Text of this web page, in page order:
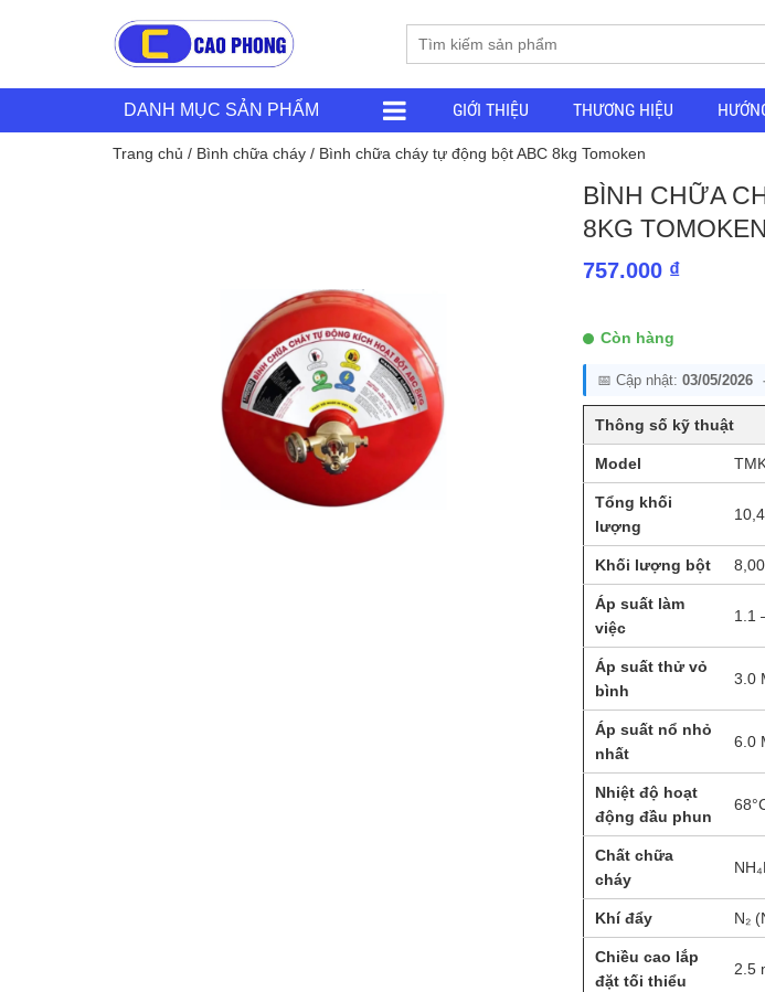
DANH MỤC SẢN PHẨM GIỚI THIỆU THƯƠNG HIỆU
Trang chủ / Bình chữa cháy / Bình chữa cháy tự động bột ABC 8kg Tomoken
BÌNH CHỮA
8KG TOMOKEN
757.000 ₫
Còn hàng
📅 Cập nhật: 03/05/2026·
Thông số kỹ thuật
Model
Tổng khối
lượng
Khối lượng bột
Áp suất làm
việc
1.1
Áp suất thử vỏ
bình
3.0
Áp suất nổ nhỏ
nhất
6.0
Nhiệt độ hoạt
động đầu phun
Chất chữa
cháy
Khí đẩy N₂
Chiều cao lắp
đặt tối thiểu
2.5